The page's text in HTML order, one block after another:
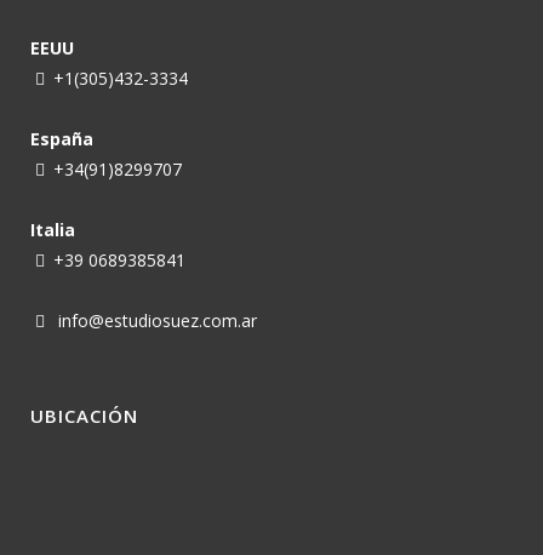
EEUU
+1(305)432-3334
España
+34(91)8299707
Italia
+39 0689385841
info@estudiosuez.com.ar
UBICACIÓN